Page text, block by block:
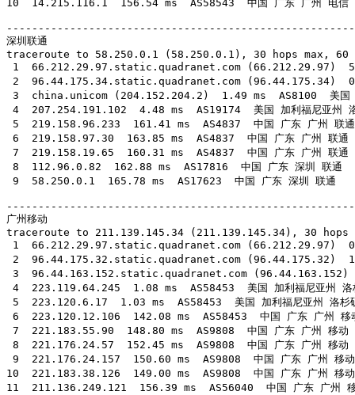
10  14.215.116.1  156.54 ms  AS58543  中国 广东 广州 电信
深圳联通
traceroute to 58.250.0.1 (58.250.0.1), 30 hops max, 60
1  66.212.29.97.static.quadranet.com (66.212.29.97)
2  96.44.175.34.static.quadranet.com (96.44.175.34)
3  china.unicom (204.152.204.2)  1.49 ms  AS8100  美国
4  207.254.191.102  4.48 ms  AS19174  美国 加利福尼亚州
5  219.158.96.233  161.41 ms  AS4837  中国 广东 广州 联通
6  219.158.97.30  163.85 ms  AS4837  中国 广东 广州 联通
7  219.158.19.65  160.31 ms  AS4837  中国 广东 广州 联通
8  112.96.0.82  162.88 ms  AS17816  中国 广东 深圳 联通
9  58.250.0.1  165.78 ms  AS17623  中国 广东 深圳 联通
广州移动
traceroute to 211.139.145.34 (211.139.145.34), 30 hops
1  66.212.29.97.static.quadranet.com (66.212.29.97)
2  96.44.175.32.static.quadranet.com (96.44.175.32)
3  96.44.163.152.static.quadranet.com (96.44.163.152)
4  223.119.64.245  1.08 ms  AS58453  美国 加利福尼亚州 洛
5  223.120.6.17  1.03 ms  AS58453  美国 加利福尼亚州 洛杉
6  223.120.12.106  142.08 ms  AS58453  中国 广东 广州 移
7  221.183.55.90  148.80 ms  AS9808  中国 广东 广州 移动
8  221.176.24.57  152.45 ms  AS9808  中国 广东 广州 移动
9  221.176.24.157  150.60 ms  AS9808  中国 广东 广州 移动
10  221.183.38.126  149.00 ms  AS9808  中国 广东 广州 移动
11  211.136.249.121  156.39 ms  AS56040  中国 广东 广州